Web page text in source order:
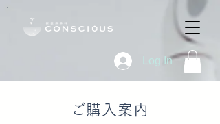
Log In
​ご購入案内